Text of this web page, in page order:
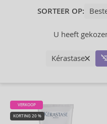
SORTEER OP:
U heeft
Kérastase
VERKOOP
KORTING 20 %